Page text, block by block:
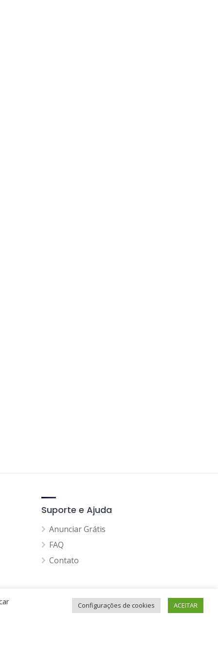
Suporte e Ajuda
Anunciar Grátis
FAQ
Contato
Configurações de cookies ACEITAR